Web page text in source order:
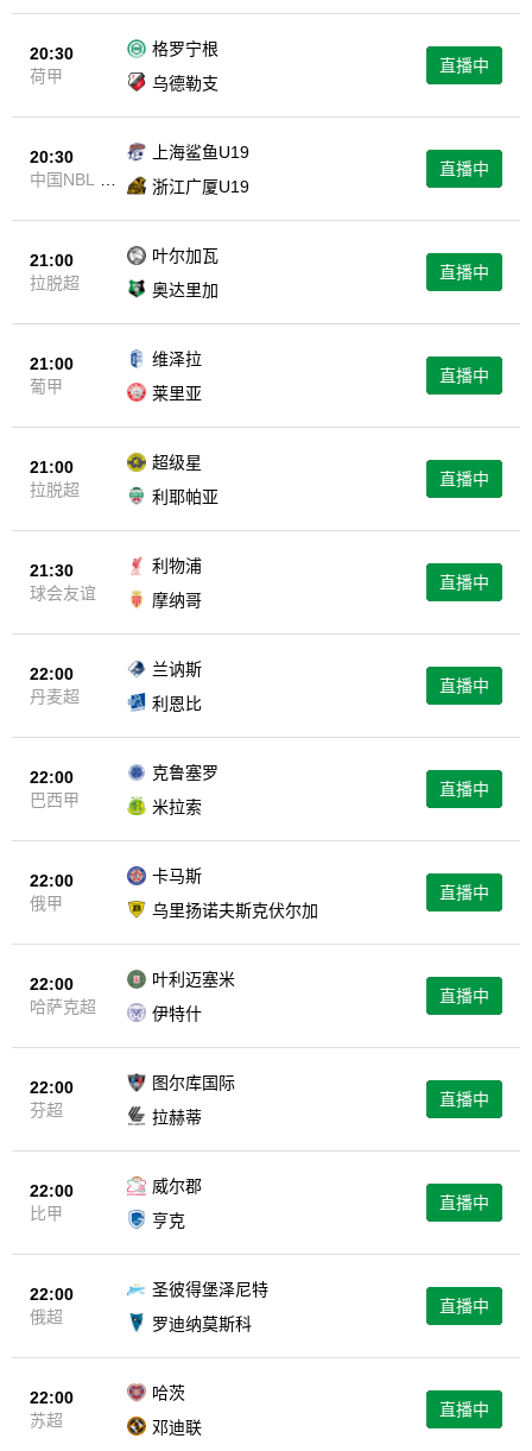
20:30
荷甲
格罗宁根
乌德勒支
直播中
20:30
中国NBL U
上海鲨鱼U19
浙江广厦U19
直播中
21:00
拉脱超
叶尔加瓦
奥达里加
直播中
21:00
葡甲
维泽拉
莱里亚
直播中
21:00
拉脱超
超级星
利耶帕亚
直播中
21:30
球会友谊
利物浦
摩纳哥
直播中
22:00
丹麦超
兰讷斯
利恩比
直播中
22:00
巴西甲
克鲁塞罗
米拉索
直播中
22:00
俄甲
卡马斯
乌里扬诺夫斯克伏尔加
直播中
22:00
哈萨克超
叶利迈塞米
伊特什
直播中
22:00
芬超
图尔库国际
拉赫蒂
直播中
22:00
比甲
威尔郡
亨克
直播中
22:00
俄超
圣彼得堡泽尼特
罗迪纳莫斯科
直播中
22:00
苏超
哈茨
邓迪联
直播中